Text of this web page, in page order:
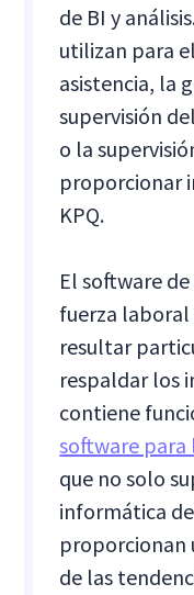
de BI y
utilizan para
asistencia, la
supervisión
o la
proporcionar
KPQ.
El software
fuerza
resultar
respaldar los
contiene
software para
que no solo
informática
proporcionan
de las